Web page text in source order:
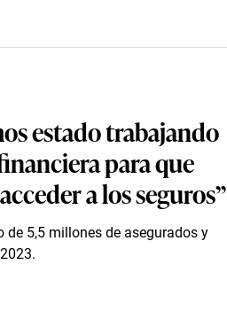
estado trabajando
para que
a los seguros”
5,5 millones de asegurados y